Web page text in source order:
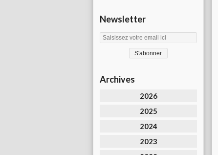
Newsletter
Archives
2026
2025
2024
2023